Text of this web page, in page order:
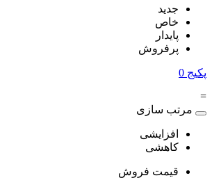
جدید
خاص
پایدار
پرفروش
پکیج 0
=
مرتب سازی
افزایشی
کاهشی
قیمت فروش